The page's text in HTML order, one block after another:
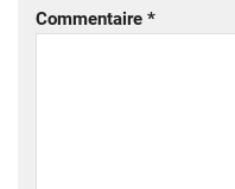
Commentaire *